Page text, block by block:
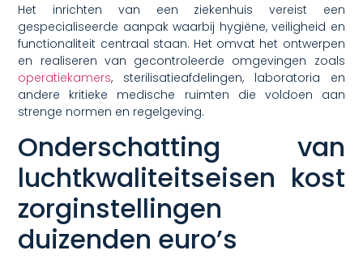
Het inrichten van een ziekenhuis vereist een
gespecialiseerde aanpak waarbij hygiëne, veiligheid en
functionaliteit centraal staan. Het omvat het ontwerpen
en realiseren van gecontroleerde omgevingen zoals
operatiekamers, sterilisatieafdelingen, laboratoria en
andere kritieke medische ruimten die voldoen aan
strenge normen en regelgeving.
Onderschatting van
luchtkwaliteitseisen kost
zorginstellingen
duizenden euro’s